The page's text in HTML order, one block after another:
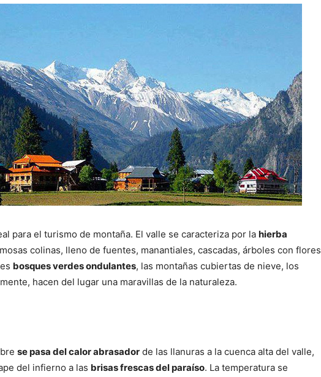
para el turismo de montaña. El valle se caracteriza por la hierba
colinas, lleno de fuentes, manantiales, cascadas, árboles con flores
bosques verdes ondulantes, las montañas cubiertas de nieve, los
hacen del lugar una maravillas de la naturaleza.
se pasa del calor abrasador de las llanuras a la cuenca alta del valle,
del infierno a las brisas frescas del paraíso. La temperatura se